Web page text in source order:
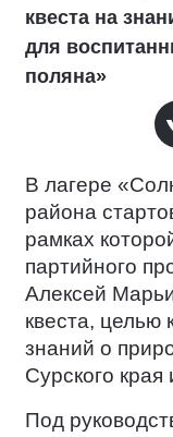
квеста на
для
поляна»
В лагере
района
рамках
партийного
Алексей
квеста, целью
знаний о
Сурского
Под